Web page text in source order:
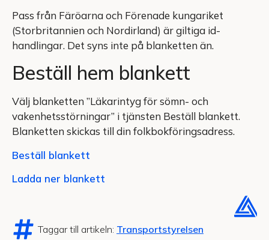
Pass från Färöarna och Förenade kungariket
(Storbritannien och Nordirland) är giltiga id-
handlingar. Det syns inte på blanketten än.
Beställ hem blankett
Välj blanketten ”Läkarintyg för sömn- och
vakenhetsstörningar” i tjänsten Beställ blankett.
Blanketten skickas till din folkbokföringsadress.
Beställ blankett
Ladda ner blankett
Taggar till artikeln: Transportstyrelsen